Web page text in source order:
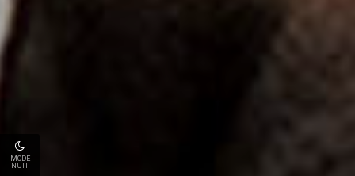
MODE
NUIT